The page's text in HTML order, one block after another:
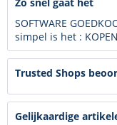
SOFTWARE
simpel is het :
Trusted Shops
Gelijkaardige